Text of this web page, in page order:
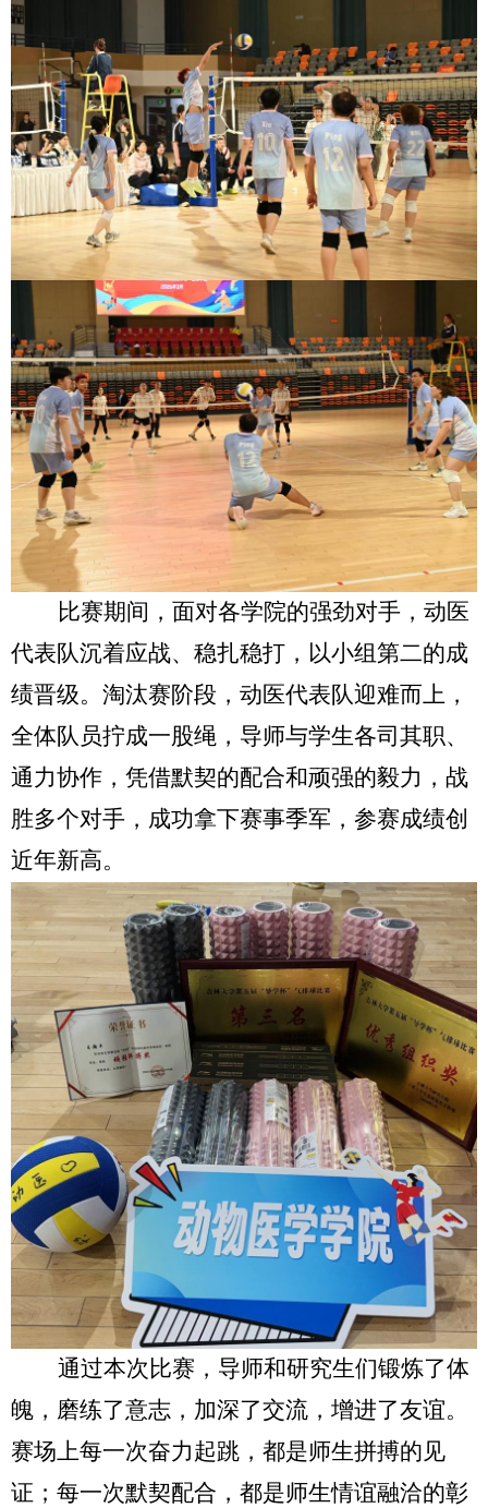
比赛期间，面对各学院的强劲对手，动医
代表队沉着应战、稳扎稳打，以小组第二的成
绩晋级。淘汰赛阶段，动医代表队迎难而上，
全体队员拧成一股绳，导师与学生各司其职、
通力协作，凭借默契的配合和顽强的毅力，战
胜多个对手，成功拿下赛事季军，参赛成绩创
近年新高。
通过本次比赛，导师和研究生们锻炼了体
魄，磨练了意志，加深了交流，增进了友谊。
赛场上每一次奋力起跳，都是师生拼搏的见
证；每一次默契配合，都是师生情谊融洽的彰